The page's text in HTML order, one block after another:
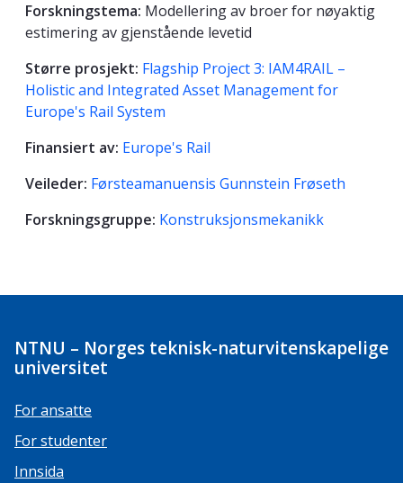
Forskningstema: Modellering av broer for nøyaktig
estimering av gjenstående levetid
Større prosjekt: Flagship Project 3: IAM4RAIL –
Holistic and Integrated Asset Management for
Europe's Rail System
Finansiert av: Europe's Rail
Veileder: Førsteamanuensis Gunnstein Frøseth
Forskningsgruppe: Konstruksjonsmekanikk
NTNU – Norges teknisk-naturvitenskapelige
universitet
For ansatte
For studenter
Innsida